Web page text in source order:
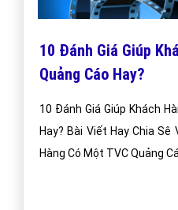
10 Đánh Giá Giúp
Quảng Cáo Hay?
10 Đánh Giá Giúp Khách
Hay? Bài Viết Hay Chia Sê
Hàng Có Một TVC Quảng